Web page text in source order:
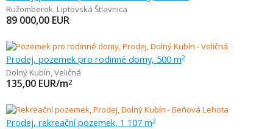
Ružomberok, Liptovská Štiavnica
89 000,00 EUR
Prodej, pozemek pro rodinné domy, 500 m2
Dolný Kubín,Veličná
135,00 EUR/m2
Prodej, rekreační pozemek, 1 107 m2